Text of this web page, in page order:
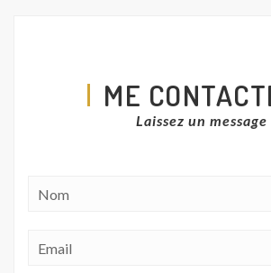
ME
Laissez un message